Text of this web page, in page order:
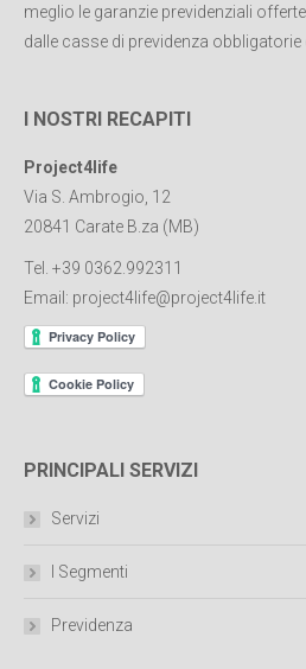
meglio le garanzie previdenziali
dalle casse di previdenza
I NOSTRI RECAPITI
Project4life
Via S. Ambrogio, 12
20841 Carate B.za (MB)
Tel. +39 0362.992311
Email: project4life@project4life.it
PRINCIPALI SERVIZI
Servizi
I Segmenti
Previdenza